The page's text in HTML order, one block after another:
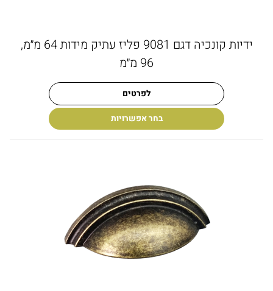
ידיות קונכיה דגם 9081 פליז עתיק מידות 64 מ״מ,
96 מ״מ
לפרטים
בחר אפשרויות